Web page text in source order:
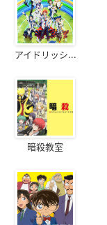
アイドリッシ...
暗殺教室